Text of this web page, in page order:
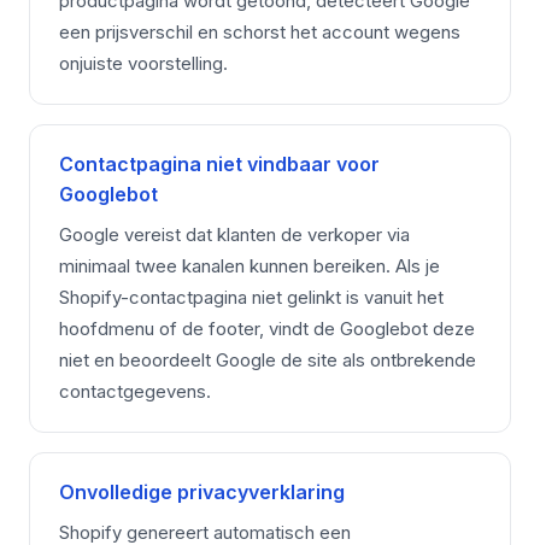
een prijsverschil en schorst het account wegens
onjuiste voorstelling.
Contactpagina niet vindbaar voor
Googlebot
Google vereist dat klanten de verkoper via
minimaal twee kanalen kunnen bereiken. Als je
Shopify-contactpagina niet gelinkt is vanuit het
hoofdmenu of de footer, vindt de Googlebot deze
niet en beoordeelt Google de site als ontbrekende
contactgegevens.
Onvolledige privacyverklaring
Shopify genereert automatisch een